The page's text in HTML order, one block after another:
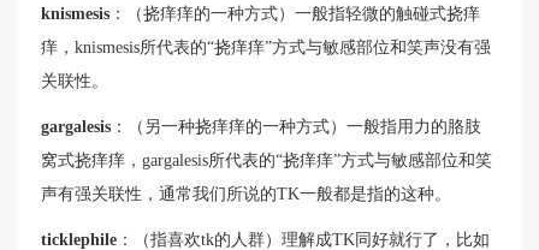
knismesis ：（挠痒痒的一种方式）一般指轻微的触碰式挠痒
痒，knismesis所代表的“挠痒痒”方式与敏感部位和笑声没有强
关联性。
gargalesis ：（另一种挠痒痒的一种方式）一般指用力的胳肢
窝式挠痒痒，gargalesis所代表的“挠痒痒”方式与敏感部位和笑
声有强关联性，通常我们所说的TK一般都是指的这种。
ticklephile ：（指喜欢tk的人群）理解成TK同好就行了，比如